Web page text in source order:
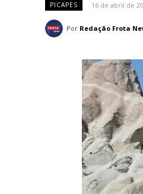
PICAPES 16 de abril de
Por Redação Frota